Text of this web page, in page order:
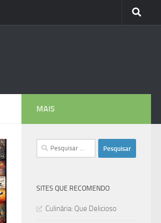
MAIS
Pesquisar
por:
SITES QUE RECOMENDO
Culinária: Que Delicioso